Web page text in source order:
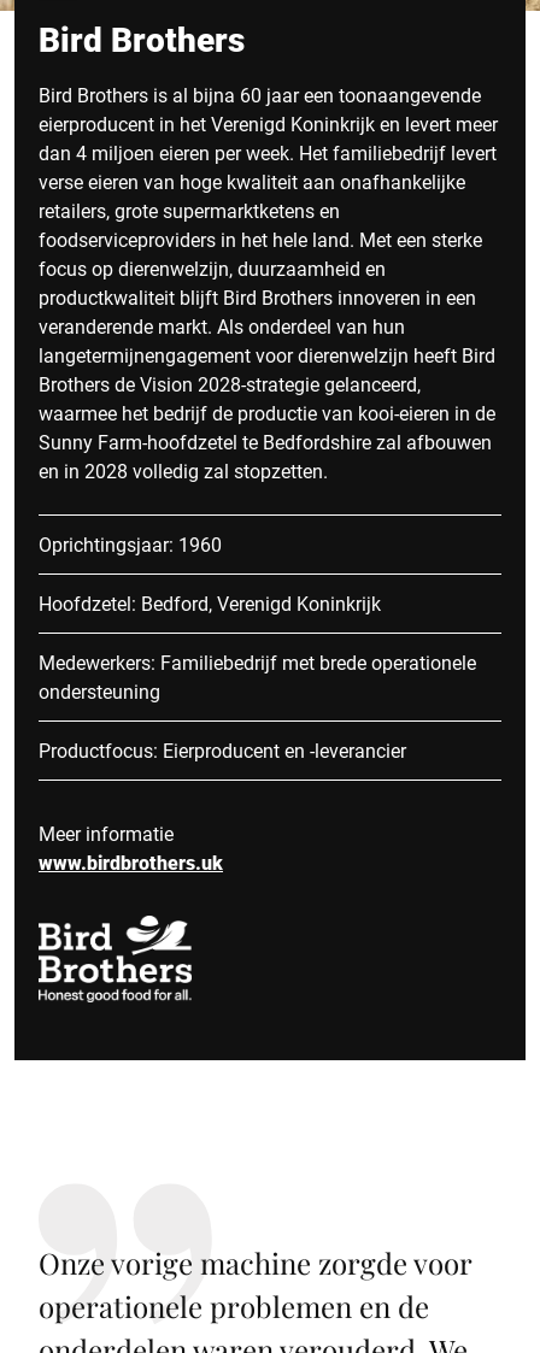
Bird Brothers
Bird Brothers is al bijna 60 jaar een toonaangevende
eierproducent in het Verenigd Koninkrijk en levert meer
dan 4 miljoen eieren per week. Het familiebedrijf levert
verse eieren van hoge kwaliteit aan onafhankelijke
retailers, grote supermarktketens en
foodserviceproviders in het hele land. Met een sterke
focus op dierenwelzijn, duurzaamheid en
productkwaliteit blijft Bird Brothers innoveren in een
veranderende markt. Als onderdeel van hun
langetermijnengagement voor dierenwelzijn heeft Bird
Brothers de Vision 2028-strategie gelanceerd,
waarmee het bedrijf de productie van kooi-eieren in de
Sunny Farm-hoofdzetel te Bedfordshire zal afbouwen
en in 2028 volledig zal stopzetten.
Oprichtingsjaar: 1960
Hoofdzetel: Bedford, Verenigd Koninkrijk
Medewerkers: Familiebedrijf met brede operationele
ondersteuning
Productfocus: Eierproducent en -leverancier
Meer informatie
www.birdbrothers.uk
Onze vorige machine zorgde voor
operationele problemen en de